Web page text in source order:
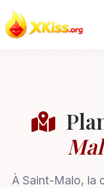
🎯 Conseils
🔒 Connexion
À Saint-Malo, la